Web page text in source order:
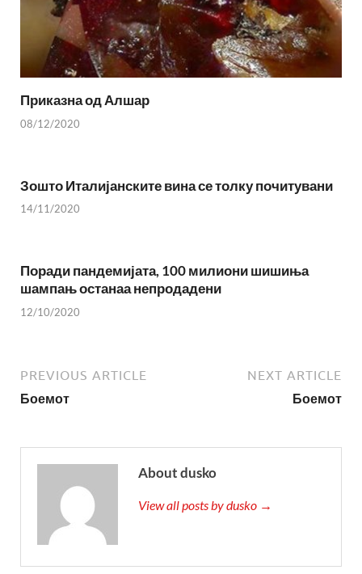
Приказна од Алшар
08/12/2020
Зошто Италијанските вина се толку почитувани
14/11/2020
Поради пандемијата, 100 милиони шишиња
шампањ останаа непродадени
12/10/2020
PREVIOUS ARTICLE
Боемот
NEXT ARTICLE
Боемот
About dusko
View all posts by dusko →